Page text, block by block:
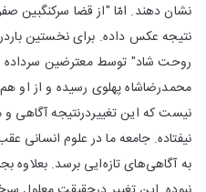
نشان دهند. امّا "از قضا سرکنگبین
روحت شاد" توسط معترضین سرداده
محمدرضاشاه پهلوی رسیده و از او
نیست که این تغییردرنتیجه آگاهی و
نیفتاده. جامعه ما در علوم انسانی
به آگاهی‌های تازه‌ایی برسد. بعلاوه